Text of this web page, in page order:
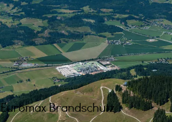
Euromax Brandschutz